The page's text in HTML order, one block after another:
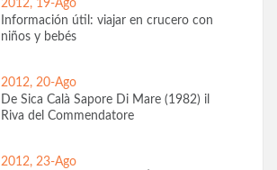
2012, 19-Ago
Información útil: viajar en crucero con
niños y bebés
2012, 20-Ago
De Sica Calà Sapore Di Mare (1982) il
Riva del Commendatore
2012, 23-Ago